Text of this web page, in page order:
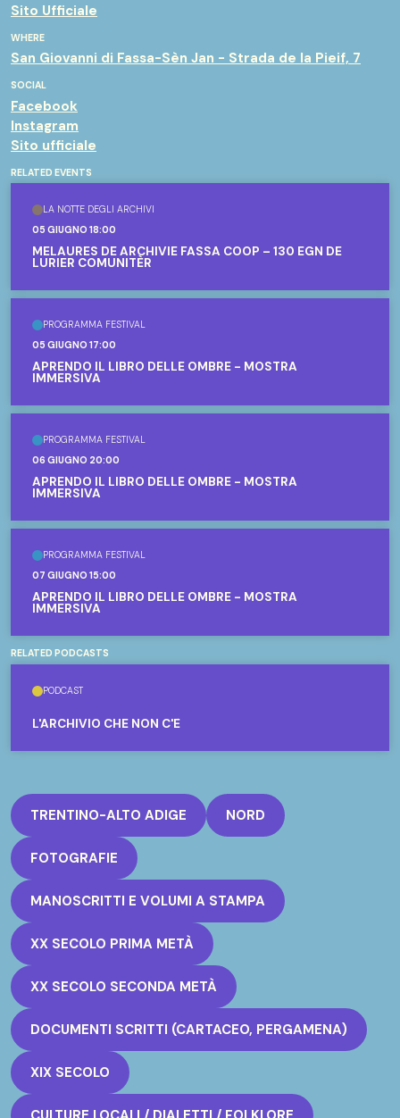
Sito Ufficiale
WHERE
San Giovanni di Fassa-Sèn Jan - Strada de la Pieif, 7
SOCIAL
Facebook
Instagram
Sito ufficiale
RELATED EVENTS
LA NOTTE DEGLI ARCHIVI
05 GIUGNO 18:00
MELAURES DE ARCHIVIE FASSA COOP – 130 EGN DE
LURIER COMUNITÈR
PROGRAMMA FESTIVAL
05 GIUGNO 17:00
APRENDO IL LIBRO DELLE OMBRE - MOSTRA
IMMERSIVA
PROGRAMMA FESTIVAL
06 GIUGNO 20:00
APRENDO IL LIBRO DELLE OMBRE - MOSTRA
IMMERSIVA
PROGRAMMA FESTIVAL
07 GIUGNO 15:00
APRENDO IL LIBRO DELLE OMBRE - MOSTRA
IMMERSIVA
RELATED PODCASTS
PODCAST
L'ARCHIVIO CHE NON C'È
TRENTINO-ALTO ADIGE NORD
FOTOGRAFIE
MANOSCRITTI E VOLUMI A STAMPA
XX SECOLO PRIMA METÀ
XX SECOLO SECONDA METÀ
DOCUMENTI SCRITTI (CARTACEO, PERGAMENA)
XIX SECOLO